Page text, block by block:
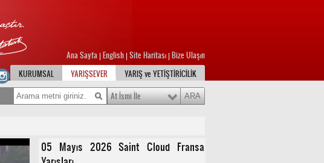
Ana Sayfa English Site Haritası Bize Ulaşın
KURUMSAL
YARIŞSEVER YARIŞ ve YETİŞTİRİCİLİK
At İsmi İle
05 Mayıs 2026 Saint Cloud Fransa
1. Koşu: 14.55
3 Yaşlı İngilizler
Handikap
2. Koşu: 15.30
3. Koşu: 16.05
3 Yaşlı İngilizler